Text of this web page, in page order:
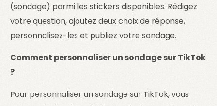
(sondage) parmi les stickers disponibles. Rédigez
votre question, ajoutez deux choix de réponse,
personnalisez-les et publiez votre sondage.
Comment personnaliser un sondage sur TikTok
?
Pour personnaliser un sondage sur TikTok, vous